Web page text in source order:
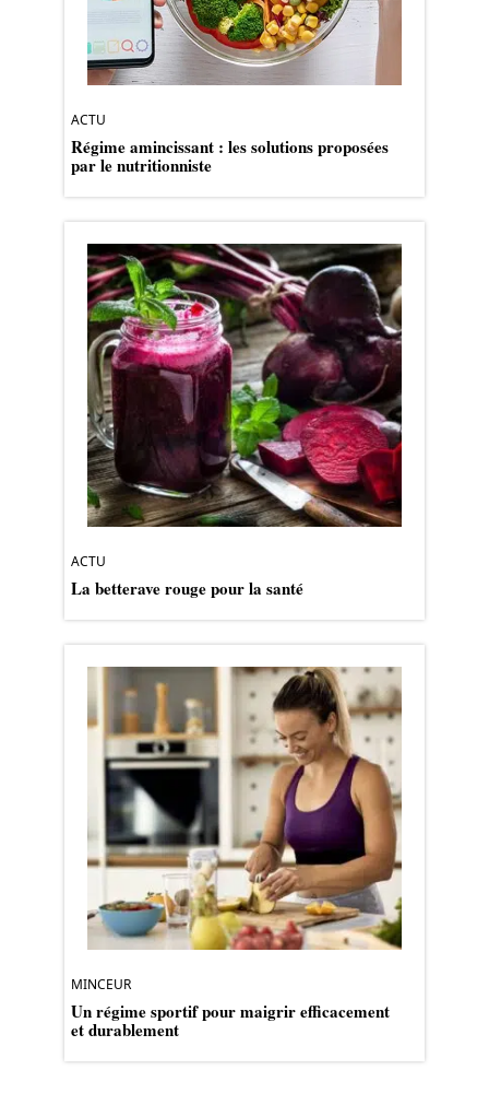
ACTU
Régime amincissant : les solutions proposées
par le nutritionniste
ACTU
La betterave rouge pour la santé
MINCEUR
Un régime sportif pour maigrir efficacement
et durablement